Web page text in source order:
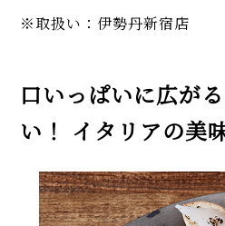
※取扱い：伊勢丹新宿店
口いっぱいに広が
い！ イタリアの美